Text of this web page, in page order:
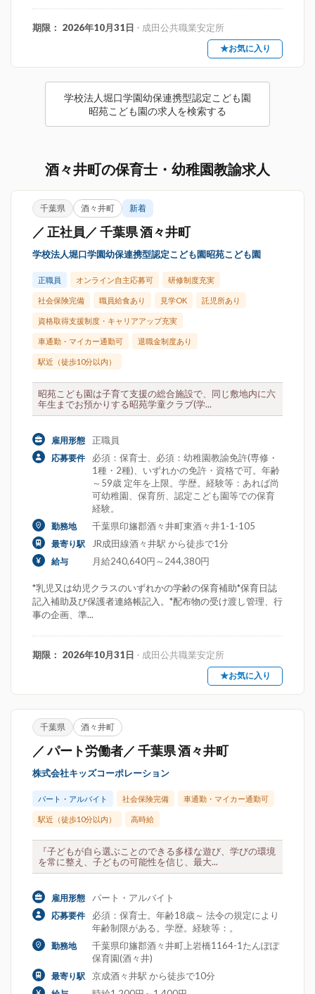
期限： 2026年10月31日 - 成田公共職業安定所
★お気に入り
学校法人堀口学園幼保連携型認定こども園
昭苑こども園の求人を検索する
酒々井町の保育士・幼稚園教諭求人
千葉県 酒々井町 新着
／ 正社員／ 千葉県 酒々井町
学校法人堀口学園幼保連携型認定こども園昭苑こども園
正職員 オンライン自主応募可 研修制度充実
社会保険完備 職員給食あり 見学OK 託児所あり
資格取得支援制度・キャリアアップ充実
車通勤・マイカー通勤可 退職金制度あり
駅近（徒歩10分以内）
昭苑こども園は子育て支援の総合施設で、同じ敷地内に六
年生までお預かりする昭苑学童クラブ(学...
雇用形態 正職員
応募要件
必須：保育士、必須：幼稚園教諭免許(専修・
1種・2種)、いずれかの免許・資格で可。年齢
～59歳 定年を上限。学歴。経験等：あれば尚
可幼稚園、保育所、認定こども園等での保育
経験。
勤務地 千葉県印旛郡酒々井町東酒々井1-1-105
最寄り駅 JR成田線酒々井駅 から徒歩で1分
給与 月給240,640円～244,380円
*乳児又は幼児クラスのいずれかの学齢の保育補助*保育日誌
記入補助及び保護者連絡帳記入。*配布物の受け渡し管理、行
事の企画、準...
期限： 2026年10月31日 - 成田公共職業安定所
★お気に入り
千葉県 酒々井町
／ パート労働者／ 千葉県 酒々井町
株式会社キッズコーポレーション
パート・アルバイト 社会保険完備 車通勤・マイカー通勤可
駅近（徒歩10分以内） 高時給
『子どもが自ら選ぶことのできる多様な遊び、学びの環境
を常に整え、子どもの可能性を信じ、最大...
雇用形態 パート・アルバイト
応募要件
必須：保育士。年齢18歳～ 法令の規定により
年齢制限がある。学歴。経験等：。
勤務地
千葉県印旛郡酒々井町上岩橋1164-1たんぽぽ
保育園(酒々井)
最寄り駅 京成酒々井駅 から徒歩で10分